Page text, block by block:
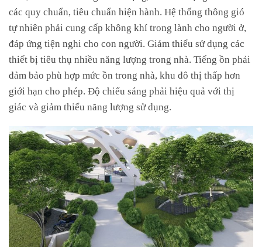
các quy chuẩn, tiêu chuẩn hiện hành. Hệ thống thông gió
tự nhiên phải cung cấp không khí trong lành cho người ở,
đáp ứng tiện nghi cho con người. Giảm thiểu sử dụng các
thiết bị tiêu thụ nhiều năng lượng trong nhà. Tiếng ồn phải
đảm bảo phù hợp mức ồn trong nhà, khu đô thị thấp hơn
giới hạn cho phép. Độ chiếu sáng phải hiệu quả với thị
giác và giảm thiểu năng lượng sử dụng.